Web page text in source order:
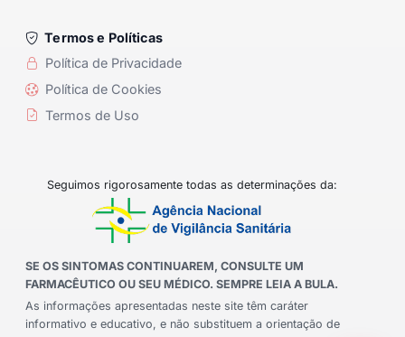
Termos e Políticas
Política de Privacidade
Política de Cookies
Termos de Uso
Seguimos rigorosamente todas as determinações da:
SE OS SINTOMAS CONTINUAREM, CONSULTE UM
FARMACÊUTICO OU SEU MÉDICO. SEMPRE LEIA A BULA.
As informações apresentadas neste site têm caráter
informativo e educativo, e não substituem a orientação de